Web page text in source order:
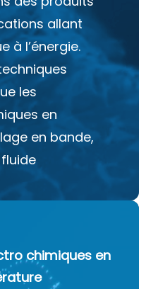
allant
à l’énergie.
les
en
en bande,
chimiques en